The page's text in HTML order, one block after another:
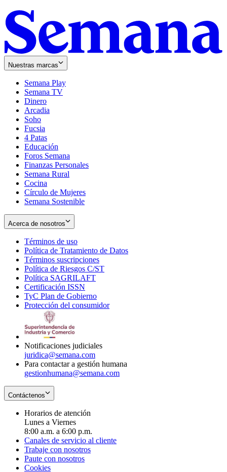
Nuestras marcas
Semana Play
Semana TV
Dinero
Arcadia
Soho
in
new
window
Fucsia
in
new
window
4 Patas
Educación
Foros Semana
Finanzas Personales
Semana Rural
Cocina
Círculo de Mujeres
Semana Sostenible
Acerca de nosotros
Términos de uso
in
new
window
Política de Tratamiento de Datos
Términos suscripciones
in
Política de Riesgos C/ST
Política SAGRILAFT
new
window
Certificación ISSN
in
new
TyC Plan de Gobierno
in
Protección del consumidorOpens
Notificaciones judiciales
juridica@semana.com
Para contactar a gestión humana
gestionhumana@semana.com
Contáctenos
Horarios de atención
Lunes a Viernes
8:00 a.m. a 6:00 p.m.
Canales de servicio al cliente
Trabaje con nosotros
Paute con nosotros
Cookies